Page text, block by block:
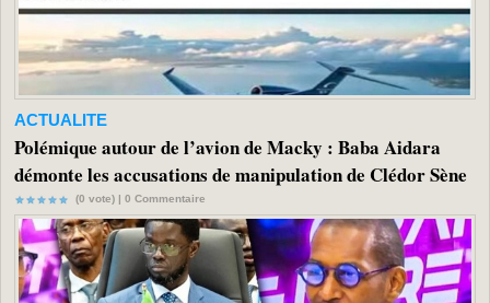
ACTUALITE
Polémique autour de l’avion de Macky : Baba Aidara
démonte les accusations de manipulation de Clédor Sène
(0 vote) | 0 Commentaire